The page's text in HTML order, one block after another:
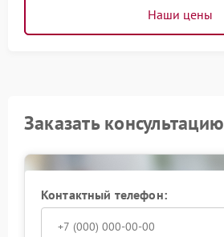
Наши цены
Заказать консультацию
Контактный телефон: